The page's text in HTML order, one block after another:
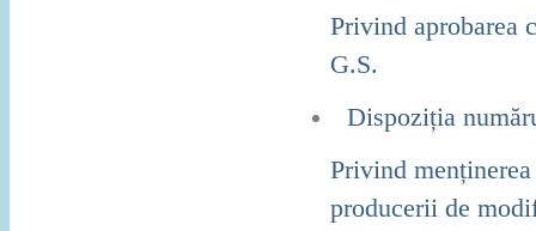
Privind aprobarea
G.S.
Dispoziția
Privind
producerii de